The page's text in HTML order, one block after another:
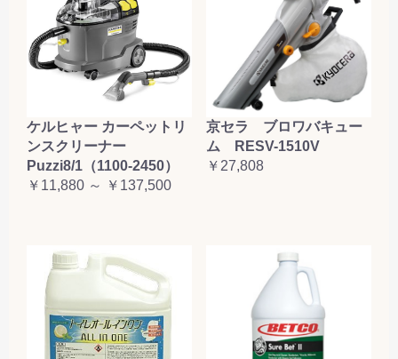
ケルヒャー カーペットリ
ンスクリーナー
Puzzi8/1（1100-2450）
￥11,880 ～ ￥137,500
京セラ ブロワバキュー
ム RESV-1510V
￥27,808